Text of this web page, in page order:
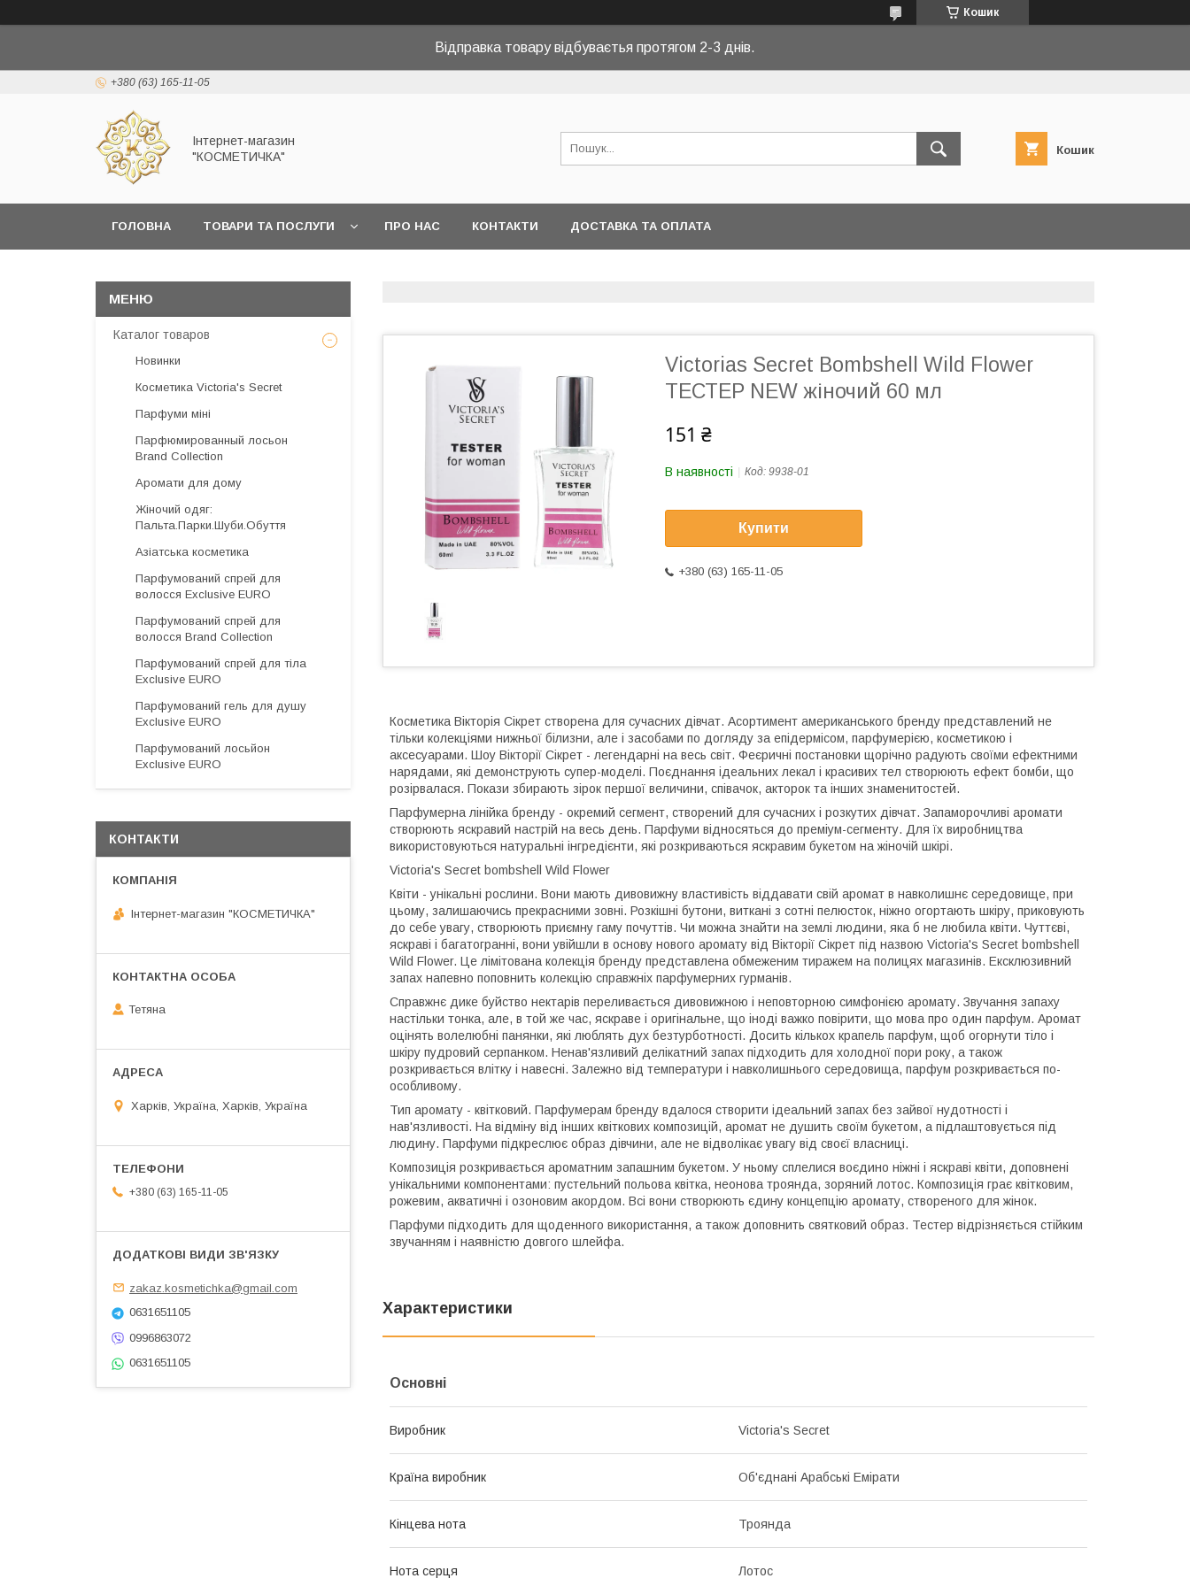
Кошик
Відправка товару відбуваєтья протягом 2-3 днів.
+380 (63) 165-11-05
Інтернет-магазин
"КОСМЕТИЧКА"
Кошик
ГОЛОВНА ТОВАРИ ТА ПОСЛУГИ ПРО НАС КОНТАКТИ ДОСТАВКА ТА ОПЛАТА
Victorias Secret Bombshell Wild Flower
ТЕСТЕР NEW жіночий 60 мл
151 ₴
В наявності Код: 9938-01
Купити
+380 (63) 165-11-05
Косметика Вікторія Сікрет створена для сучасних дівчат. Асортимент американського бренду представлений не
тільки колекціями нижньої білизни, але і засобами по догляду за епідермісом, парфумерією, косметикою і
аксесуарами. Шоу Вікторії Сікрет - легендарні на весь світ. Феєричні постановки щорічно радують своїми ефектними
нарядами, які демонструють супер-моделі. Поєднання ідеальних лекал і красивих тел створюють ефект бомби, що
розірвалася. Покази збирають зірок першої величини, співачок, акторок та інших знаменитостей.
Парфумерна лінійка бренду - окремий сегмент, створений для сучасних і розкутих дівчат. Запаморочливі аромати
створюють яскравий настрій на весь день. Парфуми відносяться до преміум-сегменту. Для їх виробництва
використовуються натуральні інгредієнти, які розкриваються яскравим букетом на жіночій шкірі.
Victoria's Secret bombshell Wild Flower
Квіти - унікальні рослини. Вони мають дивовижну властивість віддавати свій аромат в навколишнє середовище, при
цьому, залишаючись прекрасними зовні. Розкішні бутони, виткані з сотні пелюсток, ніжно огортають шкіру, приковують
до себе увагу, створюють приємну гаму почуттів. Чи можна знайти на землі людини, яка б не любила квіти. Чуттєві,
яскраві і багатогранні, вони увійшли в основу нового аромату від Вікторії Сікрет під назвою Victoria's Secret bombshell
Wild Flower. Це лімітована колекція бренду представлена ​​обмеженим тиражем на полицях магазинів. Ексклюзивний
запах напевно поповнить колекцію справжніх парфумерних гурманів.
Справжнє дике буйство нектарів переливається дивовижною і неповторною симфонією аромату. Звучання запаху
настільки тонка, але, в той же час, яскраве і оригінальне, що іноді важко повірити, що мова про один парфум. Аромат
оцінять волелюбні панянки, які люблять дух безтурботності. Досить кількох крапель парфум, щоб огорнути тіло і
шкіру пудровий серпанком. Ненав'язливий делікатний запах підходить для холодної пори року, а також
розкривається влітку і навесні. Залежно від температури і навколишнього середовища, парфум розкривається по-
особливому.
Тип аромату - квітковий. Парфумерам бренду вдалося створити ідеальний запах без зайвої нудотності і
нав'язливості. На відміну від інших квіткових композицій, аромат не душить своїм букетом, а підлаштовується під
людину. Парфуми підкреслює образ дівчини, але не відволікає увагу від своєї власниці.
Композиція розкривається ароматним запашним букетом. У ньому сплелися воєдино ніжні і яскраві квіти, доповнені
унікальними компонентами: пустельний польова квітка, неонова троянда, зоряний лотос. Композиція грає квітковим,
рожевим, акватичні і озоновим акордом. Всі вони створюють єдину концепцію аромату, створеного для жінок.
Парфуми підходить для щоденного використання, а також доповнить святковий образ. Тестер відрізняється стійким
звучанням і наявністю довгого шлейфа.
Характеристики
Основні
Виробник Victoria's Secret
Країна виробник Об'єднані Арабські Емірати
Кінцева нота Троянда
Нота серця Лотос
Каталог товаров
Новинки
Косметика Victoria's Secret
Парфуми міні
Парфюмированный лосьон
Brand Collection
Аромати для дому
Жіночий одяг:
Пальта.Парки.Шуби.Обуття
Азіатська косметика
Парфумований спрей для
волосся Exclusive EURO
Парфумований спрей для
волосся Brand Collection
Парфумований спрей для тіла
Exclusive EURO
Парфумований гель для душу
Exclusive EURO
Парфумований лосьйон
Exclusive EURO
КОНТАКТИ
Інтернет-магазин "КОСМЕТИЧКА"
Тетяна
Харків, Україна, Харків, Україна
+380 (63) 165-11-05
zakaz.kosmetichka@gmail.com
0631651105
0996863072
0631651105